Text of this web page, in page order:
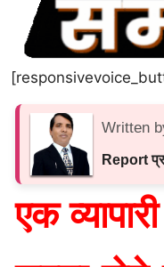
Written
Report
एक